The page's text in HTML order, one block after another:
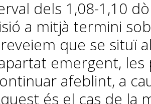
dels 1,08-1,10
a mit­­jà termini
que se situï
emergent, les
afeblint, a
és el cas de la